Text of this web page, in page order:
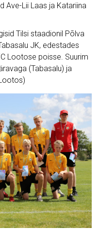
Ave-Lii Laas ja Katariina
Tilsi staadionil Põlva
JK, edestades
Lootose poisse. Suurim
(Tabasalu) ja